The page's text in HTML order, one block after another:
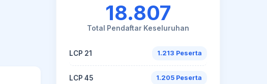
18.807
Total Pendaftar Keseluruhan
LCP 21 1.213 Peserta
LCP 45 1.205 Peserta